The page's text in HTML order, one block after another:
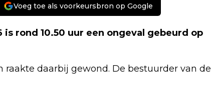
Voeg toe als voorkeursbron op Google
is rond 10.50 uur een ongeval gebeurd op
daarbij gewond. De bestuurder van de